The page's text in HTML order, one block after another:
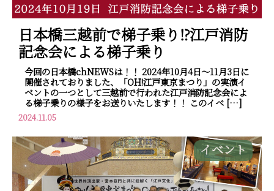
日本橋三越前で梯子乗り⁉江戸消防
記念会による梯子乗り
今回の日本橋chNEWSは！！ 2024年10月4日～11月3日に
開催されておりました、「OH!江戸東京まつり」の実演イ
ベントの一つとして三越前で行われた江戸消防記念会によ
る梯子乗りの様子をお送りいたします！！ このイベ […]
2024.11.05
イベント